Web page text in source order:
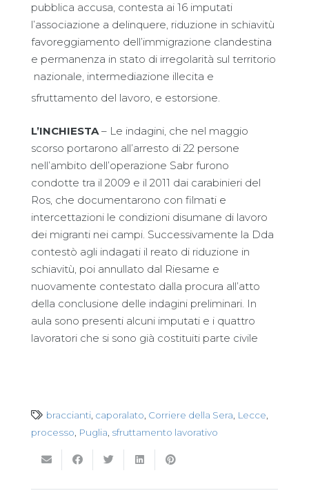
pubblica accusa, contesta ai 16 imputati
l’associazione a delinquere, riduzione in schiavitù
favoreggiamento dell’immigrazione clandestina
e permanenza in stato di irregolarità sul territorio
nazionale, intermediazione illecita e
sfruttamento del lavoro, e estorsione.
L’INCHIESTA – Le indagini, che nel maggio
scorso portarono all’arresto di 22 persone
nell’ambito dell’operazione Sabr furono
condotte tra il 2009 e il 2011 dai carabinieri del
Ros, che documentarono con filmati e
intercettazioni le condizioni disumane di lavoro
dei migranti nei campi. Successivamente la Dda
contestò agli indagati il reato di riduzione in
schiavitù, poi annullato dal Riesame e
nuovamente contestato dalla procura all’atto
della conclusione delle indagini preliminari. In
aula sono presenti alcuni imputati e i quattro
lavoratori che si sono già costituiti parte civile
braccianti, caporalato, Corriere della Sera, Lecce,
processo, Puglia, sfruttamento lavorativo